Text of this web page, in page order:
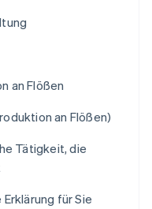
an Flößen
an Flößen)
Tätigkeit, die
für Sie